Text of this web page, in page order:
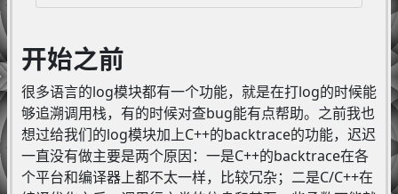
开始之前
很多语言的log模块都有一个功能，就是在打log的时候能
够追溯调用栈，有的时候对查bug能有点帮助。之前我也
想过给我们的log模块加上C++的backtrace的功能，迟迟
一直没有做主要是两个原因：一是C++的backtrace在各
个平台和编译器上都不太一样，比较冗杂；二是C/C++在